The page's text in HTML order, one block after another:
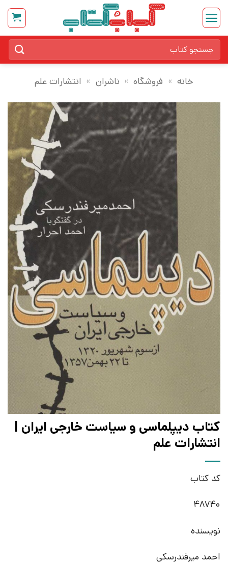
Skip
content
برای:
خانه » فروشگاه » ناشران » انتشارات علم
کتاب دیپلماسی و سیاست خارجی ایران |
انتشارات علم
کد کتاب
48740
نویسنده
احمد میرفندرسکی